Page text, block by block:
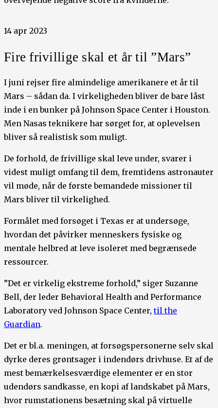
14 apr 2023
Fire frivillige skal et år til ”Mars”
I juni rejser fire almindelige amerikanere et år til
Mars – sådan da. I virkeligheden bliver de bare låst
inde i en bunker på Johnson Space Center i Houston.
Men Nasas teknikere har sørget for, at oplevelsen
bliver så realistisk som muligt.
De forhold, de frivillige skal leve under, svarer i
videst muligt omfang til dem, fremtidens astronauter
vil møde, når de første bemandede missioner til
Mars bliver til virkelighed.
Formålet med forsøget i Texas er at undersøge,
hvordan det påvirker menneskers fysiske og
mentale helbred at leve isoleret med begrænsede
ressourcer.
”Det er virkelig ekstreme forhold,” siger Suzanne
Bell, der leder Behavioral Health and Performance
Laboratory ved Johnson Space Center,til the
Guardian.
Det er bl.a. meningen, at forsøgspersonerne selv skal
dyrke deres grøntsager i indendørs drivhuse. Et af de
mest bemærkelsesværdige elementer er en stor
udendørs sandkasse, en kopi af landskabet på Mars,
hvor rumstationens besætning skal på virtuelle